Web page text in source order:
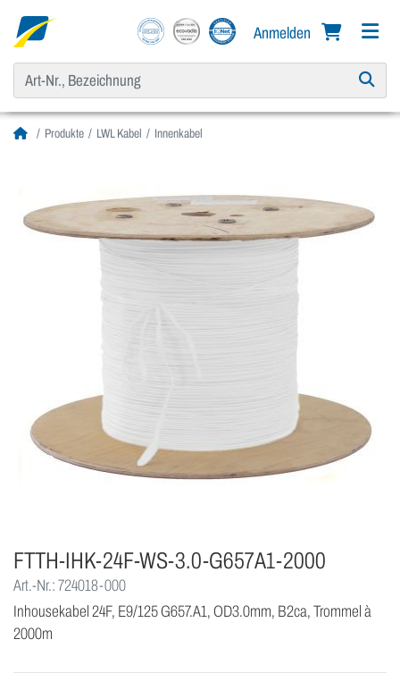
Anmelden
Produkte LWL Kabel Innenkabel
FTTH-IHK-24F-WS-3.0-G657A1-2000
Art.-Nr.: 724018-000
Inhousekabel 24F, E9/125 G657.A1, OD3.0mm, B2ca, Trommel à
2000m